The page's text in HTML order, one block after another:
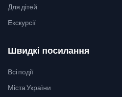
Для дітей
Екскурсії
Швидкі посилання
Всі події
Міста України